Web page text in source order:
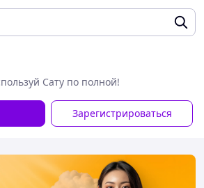
Сату по полной!
Зарегистрироваться